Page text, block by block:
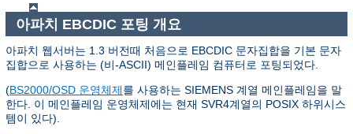
아파치 EBCDIC 포팅 개요
아파치 웹서버는 1.3 버전때 처음으로 EBCDIC 문자집합을 기본 문자
집합으로 사용하는 (비-ASCII) 메인플레임 컴퓨터로 포팅되었다.
(BS2000/OSD 운영체제를 사용하는 SIEMENS 계열 메인플레임을 말
한다. 이 메인플레임 운영체제에는 현재 SVR4계열의 POSIX 하위시스
템이 있다).